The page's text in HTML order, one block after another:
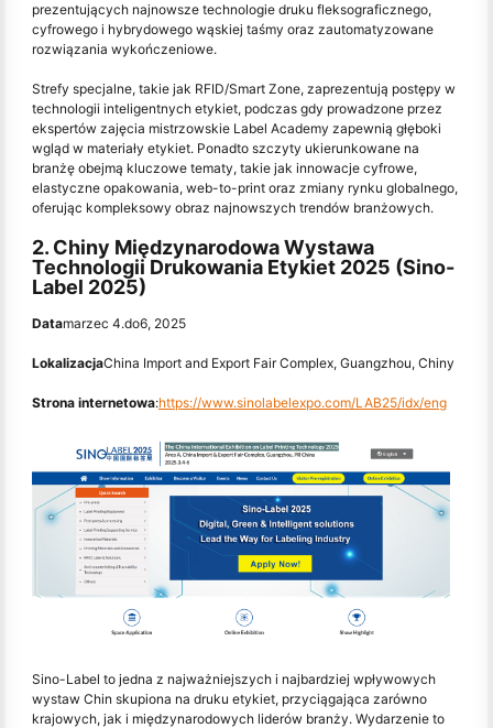
prezentujących najnowsze technologie druku fleksograficznego,
cyfrowego i hybrydowego wąskiej taśmy oraz zautomatyzowane
rozwiązania wykończeniowe.
Strefy specjalne, takie jak RFID/Smart Zone, zaprezentują postępy w
technologii inteligentnych etykiet, podczas gdy prowadzone przez
ekspertów zajęcia mistrzowskie Label Academy zapewnią głęboki
wgląd w materiały etykiet. Ponadto szczyty ukierunkowane na
branżę obejmą kluczowe tematy, takie jak innowacje cyfrowe,
elastyczne opakowania, web-to-print oraz zmiany rynku globalnego,
oferując kompleksowy obraz najnowszych trendów branżowych.
2. Chiny Międzynarodowa Wystawa
Technologii Drukowania Etykiet 2025 (Sino-
Label 2025)
Datamarzec 4.do6, 2025
LokalizacjaChina Import and Export Fair Complex, Guangzhou, Chiny
Strona internetowa:https://www.sinolabelexpo.com/LAB25/idx/eng
Sino-Label to jedna z najważniejszych i najbardziej wpływowych
wystaw Chin skupiona na druku etykiet, przyciągająca zarówno
krajowych, jak i międzynarodowych liderów branży. Wydarzenie to